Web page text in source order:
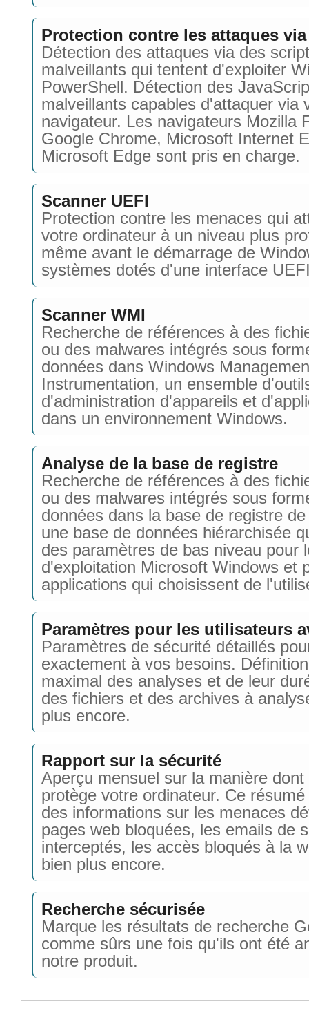
Protection contre les attaques
Détection des attaques via des
malveillants qui tentent d'exploiter
PowerShell. Détection des
malveillants capables d'attaquer via
navigateur. Les navigateurs Mozilla
Google Chrome, Microsoft Internet
Microsoft Edge sont pris en charge.
Scanner UEFI
Protection contre les menaces qui
votre ordinateur à un niveau plus
même avant le démarrage de
systèmes dotés d'une interface
Scanner WMI
Recherche de références à des
ou des malwares intégrés sous
données dans Windows
Instrumentation, un ensemble
d'administration d'appareils et
dans un environnement Windows.
Analyse de la base de registre
Recherche de références à des
ou des malwares intégrés sous
données dans la base de registre
une base de données hiérarchisée
des paramètres de bas niveau pour
d'exploitation Microsoft Windows et
applications qui choisissent de
Paramètres pour les utilisateurs
Paramètres de sécurité détaillés
exactement à vos besoins.
maximal des analyses et de leur
des fichiers et des archives à
plus encore.
Rapport sur la sécurité
Aperçu mensuel sur la manière
protège votre ordinateur. Ce
des informations sur les menaces
pages web bloquées, les emails de
interceptés, les accès bloqués à la
bien plus encore.
Recherche sécurisée
Marque les résultats de recherche
comme sûrs une fois qu'ils ont été
notre produit.